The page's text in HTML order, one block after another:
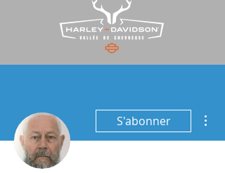
S'abonner